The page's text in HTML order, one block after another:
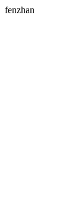
fenzhan